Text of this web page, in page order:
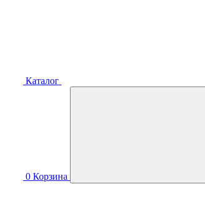
Каталог
0 Корзина